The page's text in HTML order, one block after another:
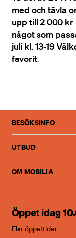
med och tävla
upp till 2 000 kr
något som
juli kl. 13-19
favorit.
BESÖKSINFO
UTBUD
OM MOBILIA
Öppet idag
Fler öppettider